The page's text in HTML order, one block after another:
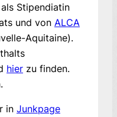
Stipendiatin
und von ALCA
Aquitaine).
hier zu finden.
in Junkpage